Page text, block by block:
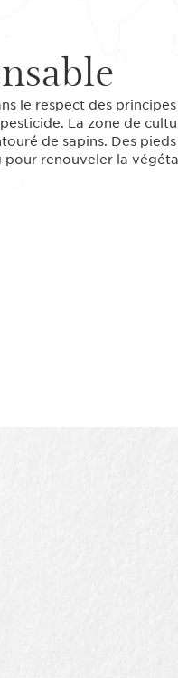
le respect des
La zone de
de sapins. Des
pour renouveler la